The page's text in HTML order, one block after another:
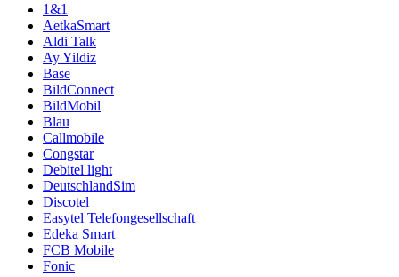
1&1
AetkaSmart
Aldi Talk
Ay Yildiz
Base
BildConnect
BildMobil
Blau
Callmobile
Congstar
Debitel light
DeutschlandSim
Discotel
Easytel Telefongesellschaft
Edeka Smart
FCB Mobile
Fonic